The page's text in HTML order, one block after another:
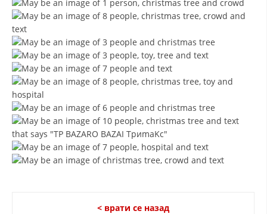
ИНФОРМАЦИИ ЗА БОЛЕСТИ
ЗА НАС
ДЕЈСТВУВАЊЕ
< врати се назад